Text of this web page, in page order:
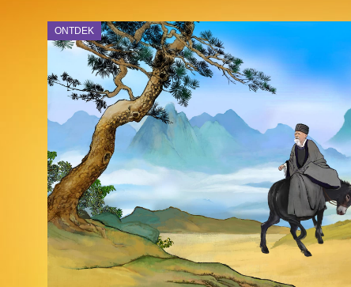
ONTDEK